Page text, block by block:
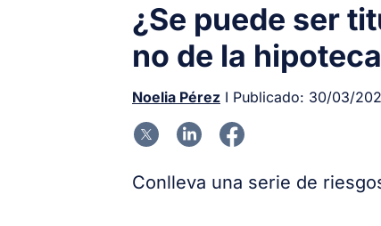
¿Se puede ser
no de la
Noelia Pérez I Publicado: 30/03/
Conlleva una serie de